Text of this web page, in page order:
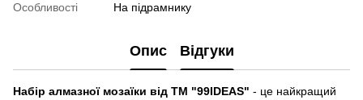
Особливості
На підрамнику
Опис Відгуки
Набір алмазної мозаїки від ТМ "99IDEAS" - це найкращий